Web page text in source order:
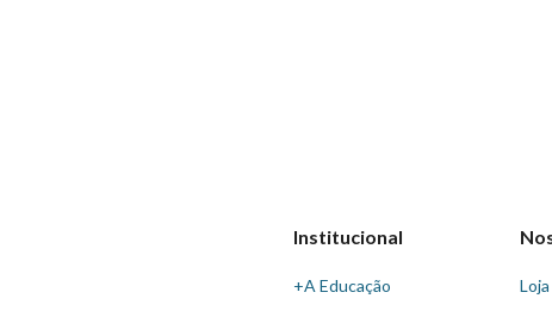
Institucional
+A Educação